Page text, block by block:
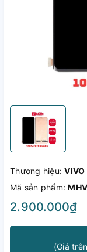
Thương hiệu:VIVO
Mã sản phẩm:
2.900.000₫
(Giá